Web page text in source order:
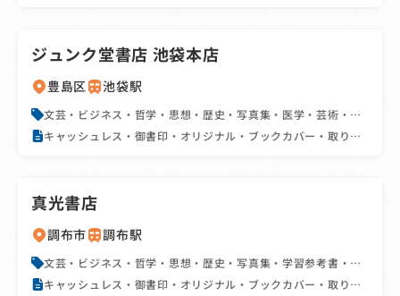
ジュンク堂書店 池袋本店
豊島区 池袋駅
文芸・ビジネス・哲学・思想・歴史・写真集・医学・芸術・洋
本・児童書・BL・文庫・新書・雑誌・コミック・政治・経済・
キャッシュレス・御書印・オリジナル・ブックカバー・取り寄
真光書店
調布市 調布駅
文芸・ビジネス・哲学・思想・歴史・写真集・学習参考書・辞
庫・新書・雑誌・コミック
キャッシュレス・御書印・オリジナル・ブックカバー・取り寄